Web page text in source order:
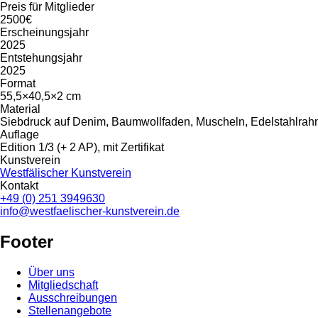
Preis für Mitglieder
2500€
Erscheinungsjahr
2025
Entstehungsjahr
2025
Format
55,5×40,5×2 cm
Material
Siebdruck auf Denim, Baumwollfaden, Muscheln,
Auflage
Edition 1/3 (+ 2 AP), mit Zertifikat
Kunstverein
Westfälischer Kunstverein
Kontakt
+49 (0) 251 3949630
info@westfaelischer-kunstverein.de
Footer
Über uns
Mitgliedschaft
Ausschreibungen
Stellenangebote